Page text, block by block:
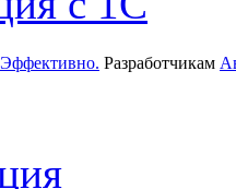
Разработчикам